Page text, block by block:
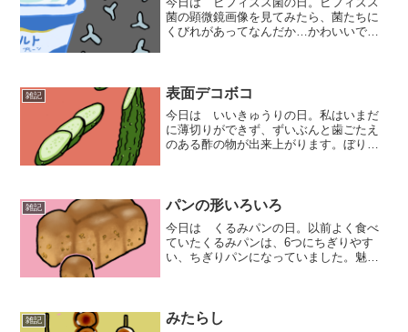
菌の顕微鏡画像を見てみたら、菌たちに
くびれがあってなんだか…かわいいで
雑記 表面デコボコ
今日は いいきゅうりの日。私はいまだ
に薄切りができず、ずいぶんと歯ごたえ
のある酢の物が出来上がります。ぼりぼ
雑記 パンの形いろいろ
今日は くるみパンの日。以前よく食べ
ていたくるみパンは、6つにちぎりやす
い、ちぎりパンになっていました。魅惑
れます。それはさておき...
雑記 みたらし